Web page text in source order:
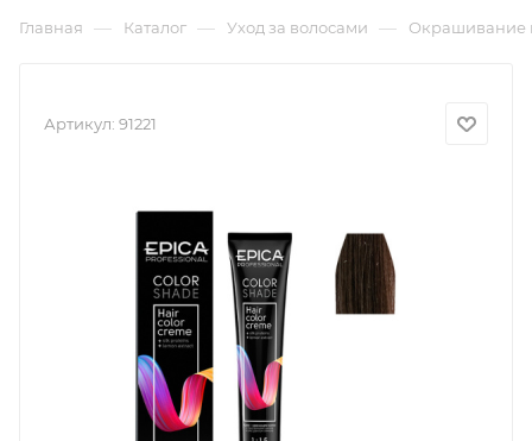
Главная — Каталог — Уход за волосами — Окрашивание
Артикул: 91221